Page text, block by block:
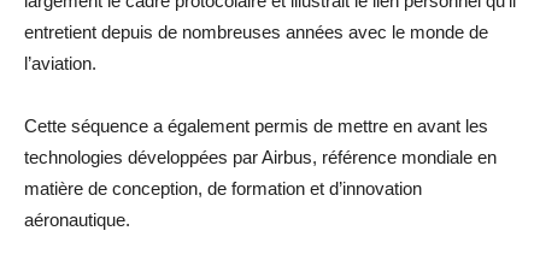
entretient depuis de nombreuses années avec le monde de
l’aviation.
Cette séquence a également permis de mettre en avant les
technologies développées par Airbus, référence mondiale en
matière de conception, de formation et d’innovation
aéronautique.